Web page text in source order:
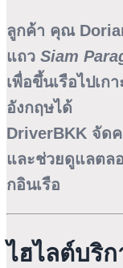
ลูกค้า คุณ
แถว Siam
เพื่อขึ้นเรือไปเ
อังกฤษได้
DriverBKK จัด
และช่วยดูแลตล
กอินเรือ
ไฮไลต์บริ